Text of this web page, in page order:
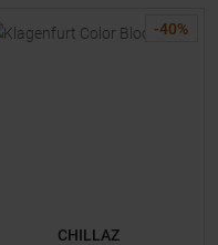
-40%
CHILLAZ